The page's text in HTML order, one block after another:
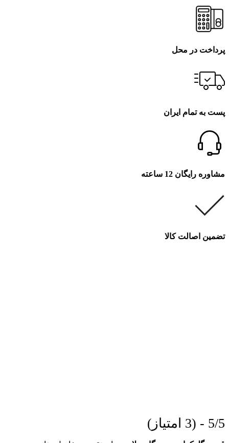
پرداخت در محل
پست به تمام ایران
مشاوره رایگان 12 ساعته
تضمین اصالت کالا
5/5 - (3 امتیاز)